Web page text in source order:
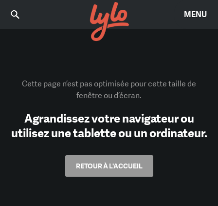
MENU
Cette page n’est pas optimisée pour cette taille de
fenêtre ou d’écran.
Agrandissez votre navigateur ou
utilisez une tablette ou un ordinateur.
RETOUR À L'ACCUEIL